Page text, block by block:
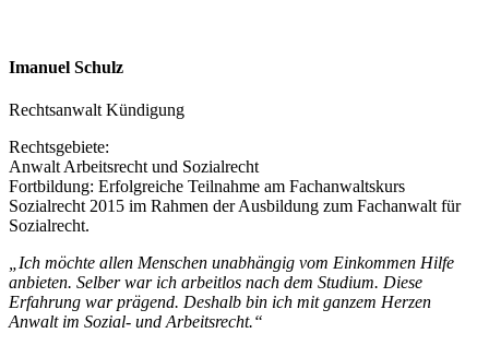
Imanuel Schulz
Rechtsanwalt Kündigung
Rechtsgebiete:
Anwalt Arbeitsrecht und Sozialrecht
Fortbildung: Erfolgreiche Teilnahme am Fachanwaltskurs
Sozialrecht 2015 im Rahmen der Ausbildung zum Fachanwalt für
Sozialrecht.
„Ich möchte allen Menschen unabhängig vom Einkommen Hilfe
anbieten. Selber war ich arbeitlos nach dem Studium. Diese
Erfahrung war prägend. Deshalb bin ich mit ganzem Herzen
Anwalt im Sozial- und Arbeitsrecht.“